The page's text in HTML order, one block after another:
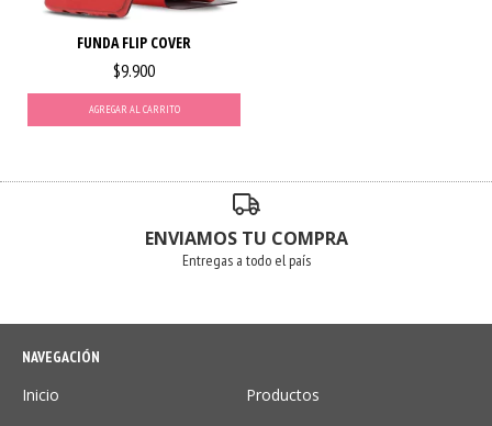
FUNDA FLIP COVER
$9.900
AGREGAR AL CARRITO
ENVIAMOS TU COMPRA
Entregas a todo el país
NAVEGACIÓN
Inicio Productos